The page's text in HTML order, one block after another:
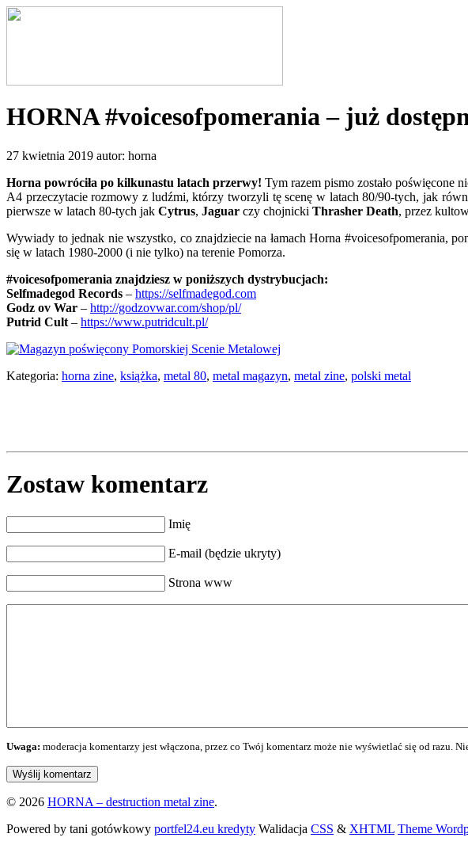
HORNA #voicesofpomerania – już
27 kwietnia 2019 autor: horna
Horna powróciła po kilkunastu latach przerwy! Tym razem pismo zostało poświęcone
A4 przeczytacie rozmowy z ludźmi, którzy tworzyli tę scenę w latach 80/90-tych, jak
pierwsze w latach 80-tych jak Cytrus, Jaguar czy chojnicki Thrasher Death, przez
Wywiady to jednak nie wszystko, co znajdziecie na łamach Horna #voicesofpomerania,
się w latach 1980-2000 (i nie tylko) na terenie Pomorza.
#voicesofpomerania znajdziesz w poniższych dystrybucjach:
Selfmadegod Records – https://selfmadegod.com
Godz ov War – http://godzovwar.com/shop/pl/
Putrid Cult – https://www.putridcult.pl/
Kategoria: horna zine, książka, metal 80, metal magazyn, metal zine, polski metal
Zostaw komentarz
Imię
E-mail (będzie ukryty)
Strona www
Uwaga: moderacja komentarzy jest włączona, przez co Twój komentarz może nie wyświetlać się od razu.
© 2026 HORNA – destruction metal zine.
Powered by tani gotówkowy portfel24.eu kredyty Walidacja CSS & XHTML Theme